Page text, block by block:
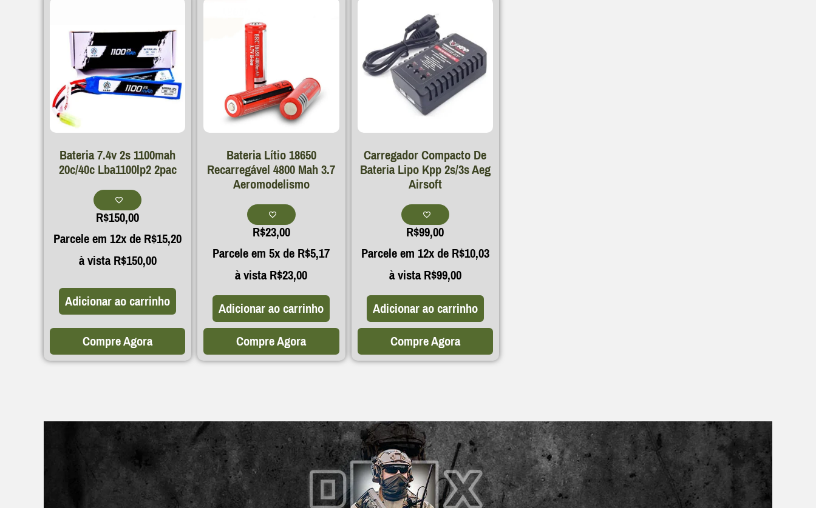
Bateria 7.4v 2s 1100mah
20c/40c Lba1100lp2 2pac
R$150,00
Parcele em 12x deR$15,20
à vistaR$150,00
Adicionar ao carrinho
Compre Agora
Bateria Lítio 18650
Recarregável 4800 Mah 3.7
Aeromodelismo
R$23,00
Parcele em 5x deR$5,17
à vistaR$23,00
Adicionar ao carrinho
Compre Agora
Carregador Compacto De
Bateria Lipo Kpp 2s/3s Aeg
Airsoft
R$99,00
Parcele em 12x deR$10,03
à vistaR$99,00
Adicionar ao carrinho
Compre Agora